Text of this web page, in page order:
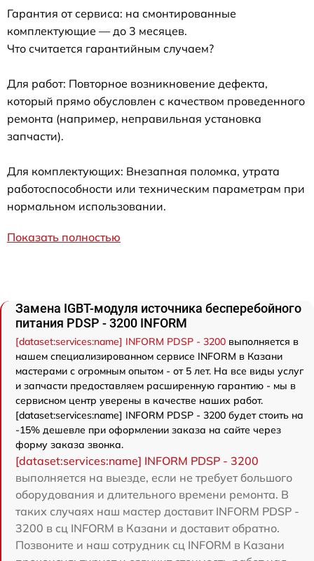
Гарантия от сервиса: на смонтированные
комплектующие — до 3 месяцев.
Что считается гарантийным случаем?
Для работ: Повторное возникновение дефекта,
который прямо обусловлен с качеством проведенного
ремонта (например, неправильная установка
запчасти).
Для комплектующих: Внезапная поломка, утрата
работоспособности или техническим параметрам при
нормальном использовании.
Показать полностью
Замена IGBT-модуля источника бесперебойного
питания PDSP - 3200 INFORM
[dataset:services:name] INFORM PDSP - 3200 выполняется в
нашем специализированном сервисе INFORM в Казани
мастерами с огромным опытом - от 5 лет. На все виды услуг
и запчасти предоставляем расширенную гарантию - мы в
сервисном центр уверены в качестве наших работ.
[dataset:services:name] INFORM PDSP - 3200 будет стоить на
-15% дешевле при оформлении заказа на сайте через
форму заказа звонка.
[dataset:services:name] INFORM PDSP - 3200
выполняется на выезде, если не требует большого
оборудования и длительного времени ремонта. В
таких случаях наш мастер доставит INFORM PDSP -
3200 в сц INFORM в Казани и доставит обратно.
Позвоните и наш сотрудник сц INFORM в Казани